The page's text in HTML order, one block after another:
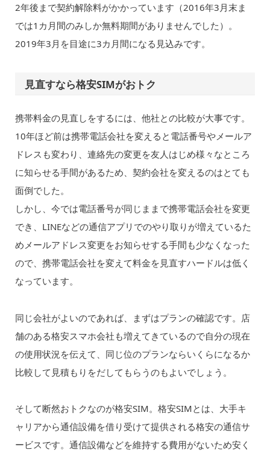
2年後まで契約解除料がかかっています（2016年3月末ま
では1カ月間のみしか無料期間がありませんでした）。
2019年3月を目途に3カ月間になる見込みです。
見直すなら格安SIMがおトク
携帯料金の見直しをするには、他社との比較が大事です。
10年ほど前は携帯電話会社を変えると電話番号やメールア
ドレスも変わり、連絡先の変更を友人はじめ様々なところ
に知らせる手間があるため、契約会社を変えるのはとても
面倒でした。
しかし、今では電話番号が同じままで携帯電話会社を変更
でき、LINEなどの通信アプリでのやり取りが増えているた
めメールアドレス変更をお知らせする手間も少なくなった
ので、携帯電話会社を変えて料金を見直すハードルは低く
なっています。
同じ会社がよいのであれば、まずはプランの確認です。店
舗のある格安スマホ会社も増えてきているので自分の現在
の使用状況を伝えて、同じ位のプランならいくらになるか
比較して見積もりをだしてもらうのもよいでしょう。
そして断然おトクなのが格安SIM。格安SIMとは、大手キ
ャリアから通信設備を借り受けて提供される格安の通信サ
ービスです。通信設備などを維持する費用がないため安く